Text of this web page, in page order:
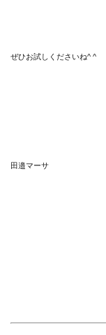
ぜひお試しくださいね^ ^
田邉マーサ